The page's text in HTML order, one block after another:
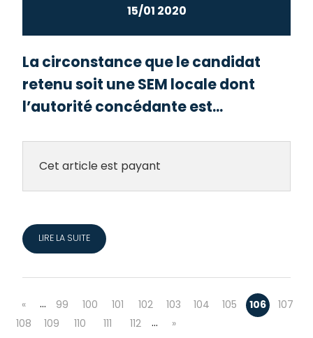
15/01 2020
La circonstance que le candidat
retenu soit une SEM locale dont
l’autorité concédante est...
Cet article est payant
LIRE LA SUITE
« … 99 100 101 102 103 104 105 106
107
108
109 110 111 112 … »